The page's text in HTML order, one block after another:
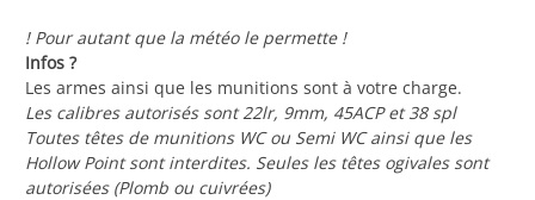
! Pour autant que la météo le permette !
Infos ?
Les armes ainsi que les munitions sont à votre charge.
Les calibres autorisés sont 22lr, 9mm, 45ACP et 38 spl
Toutes têtes de munitions WC ou Semi WC ainsi que les
Hollow Point sont interdites. Seules les têtes ogivales sont
autorisées (Plomb ou cuivrées)